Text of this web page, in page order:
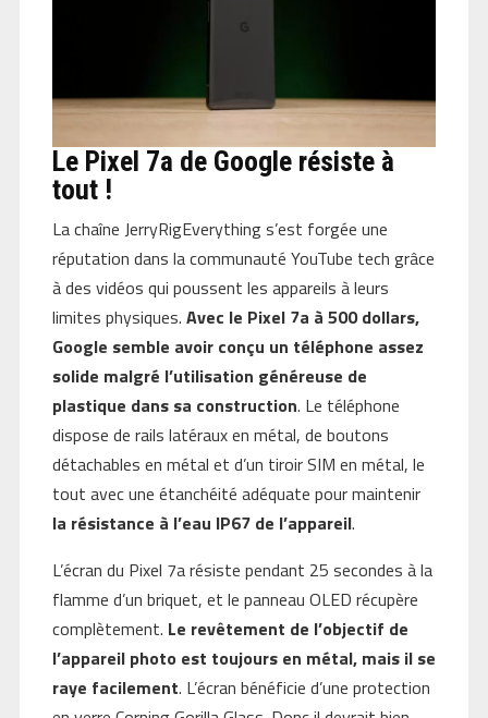
Le Pixel 7a de Google résiste à
tout !
La chaîne JerryRigEverything s’est forgée une
réputation dans la communauté YouTube tech grâce
à des vidéos qui poussent les appareils à leurs
limites physiques. Avec le Pixel 7a à 500 dollars,
Google semble avoir conçu un téléphone assez
solide malgré l’utilisation généreuse de
plastique dans sa construction. Le téléphone
dispose de rails latéraux en métal, de boutons
détachables en métal et d’un tiroir SIM en métal, le
tout avec une étanchéité adéquate pour maintenir
la résistance à l’eau IP67 de l’appareil.
L’écran du Pixel 7a résiste pendant 25 secondes à la
flamme d’un briquet, et le panneau OLED récupère
complètement. Le revêtement de l’objectif de
l’appareil photo est toujours en métal, mais il se
raye facilement. L’écran bénéficie d’une protection